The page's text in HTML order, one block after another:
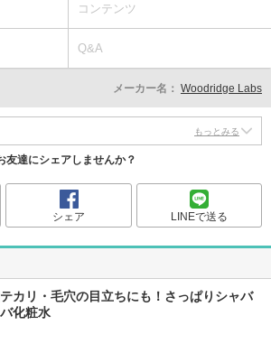
コンテンツ
Q&A
メーカー名： Woodridge Labs
もっとみる
達にシェアしませんか？
シェア LINEで送る
カリ・毛穴の目立ちにも！さっぱりシャバ
化粧水